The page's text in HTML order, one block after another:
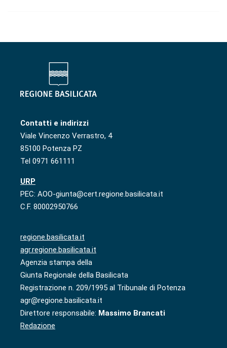
Contatti e indirizzi
Viale Vincenzo Verrastro, 4
85100 Potenza PZ
Tel 0971 661111
URP
PEC: AOO-giunta@cert.regione.basilicata.it
C.F. 80002950766
regione.basilicata.it
agr.regione.basilicata.it
Agenzia stampa della
Giunta Regionale della Basilicata
Registrazione n. 209/1995 al Tribunale di Potenza
agr@regione.basilicata.it
Direttore responsabile: Massimo Brancati
Redazione